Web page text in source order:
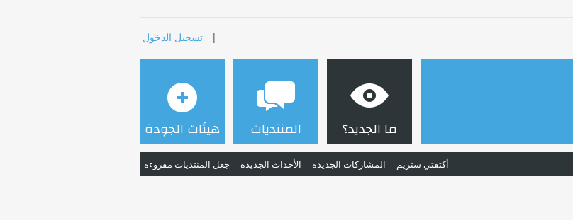
| تسجيل الدخول
ما الجديد؟
أكتفتي ستريم المشاركات الجديدة الأحداث الجديدة جعل المنتديات مقروءة
المنتديات هيئات الجودة